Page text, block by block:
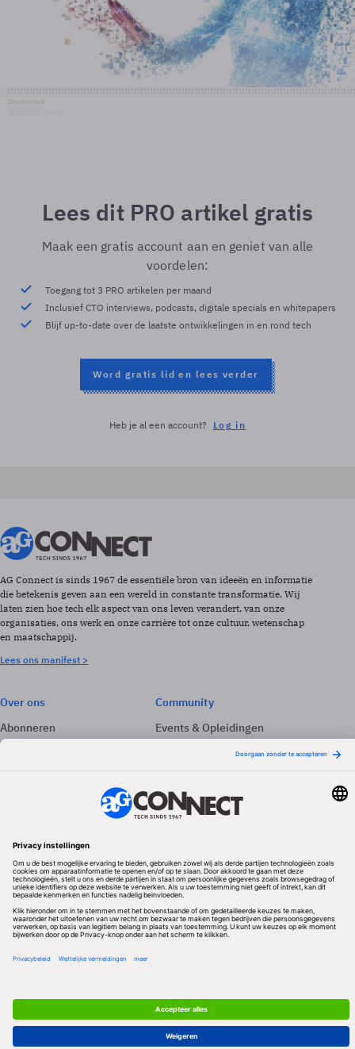
Lees dit PRO artikel gratis
Maak een gratis account aan en geniet van alle
voordelen:
Toegang tot 3 PRO artikelen per maand
Inclusief CTO interviews, podcasts, digitale specials en whitepapers
Blijf up-to-date over de laatste ontwikkelingen in en rond tech
Word gratis lid en lees verder
Heb je al een account? Log in
AG Connect is sinds 1967 de essentiële bron van ideeën en informatie
die betekenis geven aan een wereld in constante transformatie. Wij
laten zien hoe tech elk aspect van ons leven verandert, van onze
organisaties, ons werk en onze carrière tot onze cultuur, wetenschap
en maatschappij.
Lees ons manifest >
Over ons
Abonneren
Adverteren
Community
Events & Opleidingen
Volg ons
Redactionele partner
Algemene Voorwaarden & Copyrights